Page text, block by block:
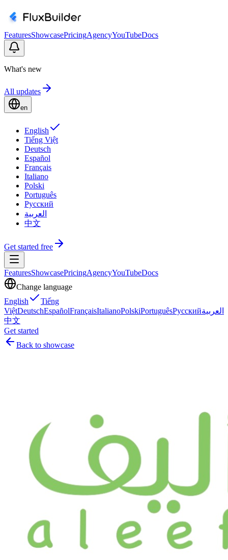
FeaturesShowcasePricingAgencyYouTubeDocs
What's new
All updates
en
English
Tiếng Việt
Deutsch
Español
Français
Italiano
Polski
Português
Русский
العربية
中文
Get started free
FeaturesShowcasePricingAgencyYouTubeDocs
Change language
English
Tiếng
ViệtDeutschEspañolFrançaisItalianoPolskiPortuguêsРусскийالعربية
中文
Get started
Back to showcase